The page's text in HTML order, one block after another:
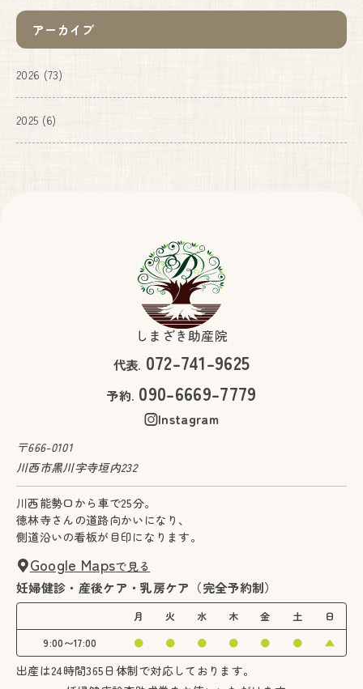
アーカイブ
2026 (73)
2025 (6)
しまざき助産院
代表. 072-741-9625
予約. 090-6669-7779
Instagram
〒666-0101
川西市黒川字寺垣内232
川西能勢口から車で25分。
徳林寺さんの道路向かいになり、
側道沿いの看板が目印になります。
Google Mapsで見る
妊婦健診・産後ケア・乳房ケア（完全予約制）
月 火 水 木 金 土
日
9:00〜17:00
● ● ● ● ● ● ▲
出産は24時間365日体制で対応しております。